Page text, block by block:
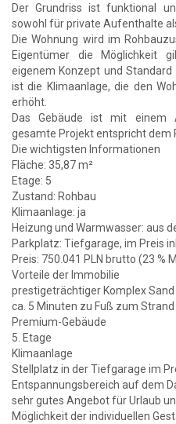
Der Grundriss ist funktional
sowohl für private Aufenthalte
Die Wohnung wird im
Eigentümer die Möglichkeit
eigenem Konzept und
ist die Klimaanlage, die den
erhöht.
Das Gebäude ist mit einem
gesamte Projekt entspricht dem
Die wichtigsten Informationen
Fläche: 35,87 m²
Etage: 5
Zustand: Rohbau
Klimaanlage: ja
Heizung und Warmwasser: aus
Parkplatz: Tiefgarage, im Preis
Preis: 750.041 PLN brutto (23 %
Vorteile der Immobilie
prestigeträchtiger Komplex
ca. 5 Minuten zu Fuß zum Strand
Premium-Gebäude
5. Etage
Klimaanlage
Stellplatz in der Tiefgarage im
Entspannungsbereich auf dem
sehr gutes Angebot für Urlaub
Möglichkeit der individuellen